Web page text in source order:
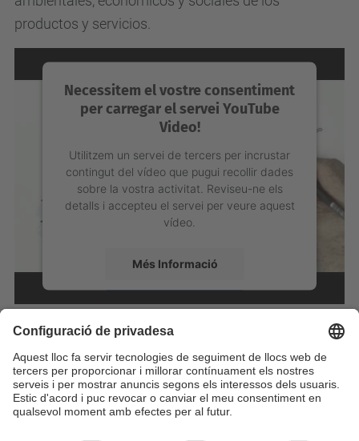
productos y servicios.
Necessitem el vostre consentiment
per carregar el servei YouTube
Video!
Utilitzem un servei de tercers per incrustar
contingut del vídeo que pugui recollir dades
sobre la vostra activitat. Reviseu-ne els
detalls i accepteu el servei per veure aquest
vídeo.
Més Informació
Accepta
powered byUsercentrics Consent
Management Platform
Identifiqueu-vos per a afegir comentaris